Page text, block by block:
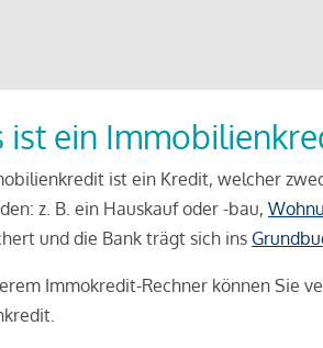
ist ein
ist ein Kredit, welcher
z. B. ein Hauskauf oder -bau,
und die Bank trägt sich ins
Immokredit-Rechner können Sie